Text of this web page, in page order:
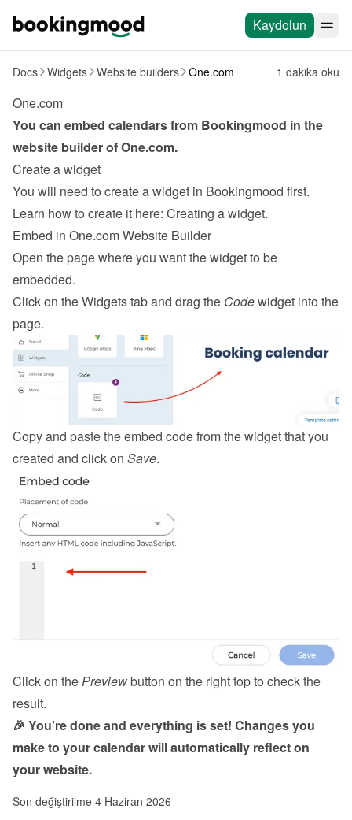
Kaydolun
Docs Widgets Website builders One.com 1 dakika oku
One.com
You can embed calendars from Bookingmood in the
website builder of One.com.
Create a widget
You will need to create a widget in Bookingmood first.
Learn how to create it here: Creating a widget.
Embed in One.com Website Builder
Open the page where you want the widget to be
embedded.
Click on the Widgets tab and drag the Code widget into the
page.
Copy and paste the embed code from the widget that you
created and click on Save.
Click on the Preview button on the right top to check the
result.
🎉 You're done and everything is set! Changes you
make to your calendar will automatically reflect on
your website.
Son değiştirilme 4 Haziran 2026